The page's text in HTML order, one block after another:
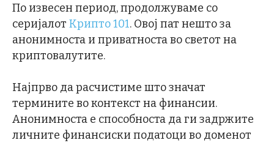
По извесен период, продолжуваме со
серијалот Крипто 101. Овој пат нешто за
анонимноста и приватноста во светот на
криптовалутите.
Најпрво да расчистиме што значат
термините во контекст на финансии.
Анонимноста е способноста да ги задржите
личните финансиски податоци во доменот